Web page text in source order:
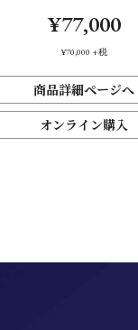
¥77,000
¥70,000 +税
商品詳細ページへ
オンライン購入